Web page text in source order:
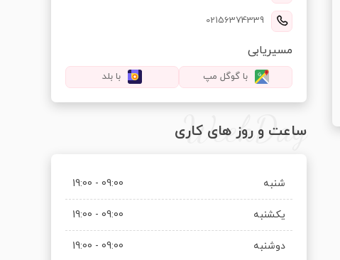
02156374339
مسیریابی
با گوگل مپ با بلد
WeekDay
ساعت و روز های کاری
شنبه 09:00 - 19:00
یکشنبه 09:00 - 19:00
دوشنبه 09:00 - 19:00